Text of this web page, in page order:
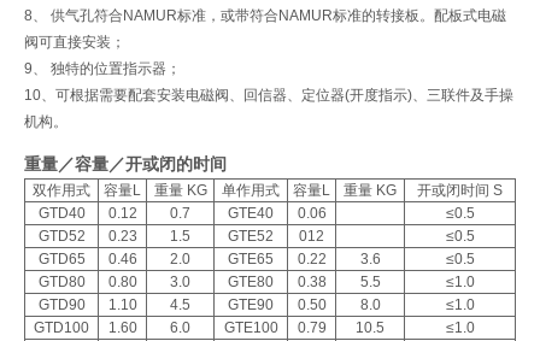
8、 供气孔符合NAMUR标准，或带符合NAMUR标准的转接板。配板式电磁
阀可直接安装；
9、 独特的位置指示器；
10、可根据需要配套安装电磁阀、回信器、定位器(开度指示)、三联件及手操
机构。
重量／容量／开或闭的时间
双作用式 容量L 重量 KG 单作用式 容量L 重量 KG
开或闭时间 S
GTD40
0.12 0.7 GTE40 0.06
≤0.5
GTD52
0.23 1.5 GTE52 012
≤0.5
GTD65
0.46 2.0 GTE65 0.22 3.6
≤0.5
GTD80
0.80 3.0 GTE80 0.38 5.5
≤1.0
GTD90
1.10 4.5 GTE90 0.50 8.0
≤1.0
GTD100
1.60 6.0 GTE100 0.79 10.5
≤1.0